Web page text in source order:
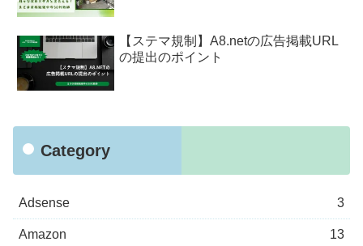
【ステマ規制】A8.netの広告掲載URL
の提出のポイント
Category
Adsense 3
Amazon 13